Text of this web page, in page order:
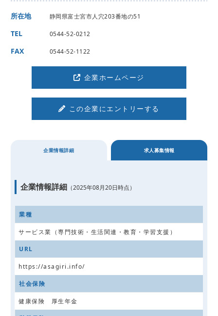
所在地 静岡県富士宮市人穴203番地の51
TEL 0544-52-0212
FAX 0544-52-1122
企業ホームページ
この企業にエントリーする
企業情報詳細 求人募集情報
企業情報詳細 （2025年08月20日時点）
業種
サービス業（専門技術・生活関連・教育・学習支援）
URL
https://asagiri.info/
社会保険
健康保険 厚生年金